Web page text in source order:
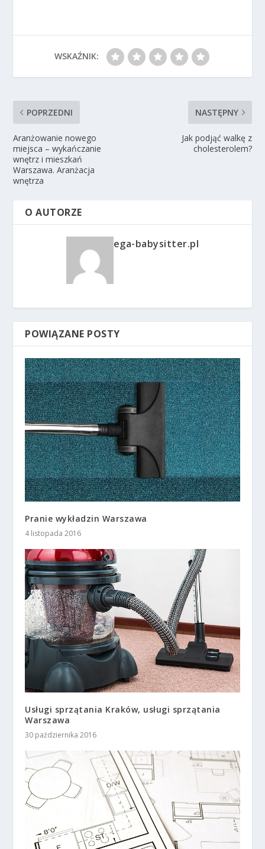
WSKAŹNIK:
POPRZEDNI
Aranżowanie nowego
miejsca – wykańczanie
wnętrz i mieszkań
Warszawa. Aranżacja
wnętrza
NASTĘPNY
Jak podjąć walkę z
cholesterolem?
O AUTORZE
ega-babysitter.pl
POWIĄZANE POSTY
Pranie wykładzin Warszawa
4 listopada 2016
Usługi sprzątania Kraków, usługi sprzątania
Warszawa
30 października 2016